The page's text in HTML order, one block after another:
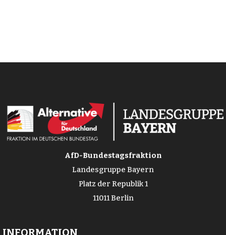
AfD-Bundestagsfraktion
Landesgruppe Bayern
Platz der Republik 1
11011 Berlin